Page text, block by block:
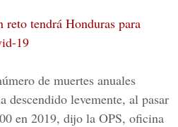
reto tendrá Honduras para
19
de muertes anuales
descendido levemente, al pasar
en 2019, dijo la OPS, oficina